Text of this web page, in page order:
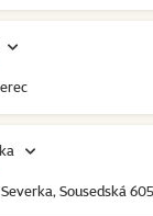
Sousedská